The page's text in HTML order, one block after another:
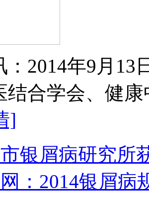
：2014年9月
结合学会、健
]
银屑病研究所
：2014银屑病